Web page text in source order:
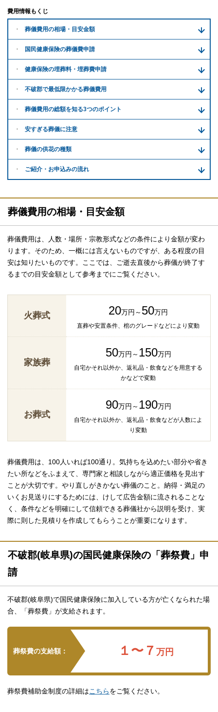
費用情報もくじ
葬儀費用の相場・目安金額
国民健康保険の葬儀費申請
健康保険の埋葬料・ 埋葬費申請
不破郡で最低限かかる葬儀費用
葬儀費用の総額を知る3つのポイント
安すぎる葬儀に注意
葬儀の供花の種類
ご紹介・ お申込みの流れ
葬儀費用の相場・目安金額
葬儀費用は、人数・場所・宗教形式などの条件により金額が変わ
ります。そのため、一概には言えないものですが、ある程度の目
安は知りたいものです。ここでは、ご逝去直後から葬儀が終了す
るまでの目安金額として参考までにご覧ください。
火葬式 20万円～ 50万円
直葬や安置条件、棺のグレードなどにより変動
家族葬
50万円～ 150万円
自宅かそれ以外か、返礼品・飲食などを用意する
かなどで変動
お葬式
90万円～ 190万円
自宅かそれ以外か、返礼品・飲食などが人数によ
り変動
葬儀費用は、100人いれば100通り。気持ちを込めたい部分や省き
たい所などをふまえて、専門家と相談しながら適正価格を見出す
ことが大切です。やり直しがきかない葬儀のこと。納得・満足の
いくお見送りにするためには、けして広告金額に流されることな
く、条件などを明確にして信頼できる葬儀社から説明を受け、実
際に則した見積りを作成してもらうことが重要になります。
不破郡(岐阜県)の国民健康保険の「葬祭費」申
請
不破郡(岐阜県)で国民健康保険に加入している方が亡くなられた場
合、「葬祭費」が支給されます。
葬祭費の支給額： １〜７万円
葬祭費補助金制度の詳細はこちらをご覧ください。